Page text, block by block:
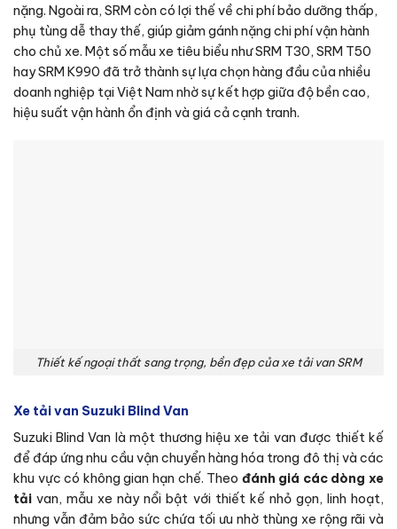
nặng. Ngoài ra, SRM còn có lợi thế về chi phí bảo dưỡng thấp,
phụ tùng dễ thay thế, giúp giảm gánh nặng chi phí vận hành
cho chủ xe. Một số mẫu xe tiêu biểu như SRM T30, SRM T50
hay SRM K990 đã trở thành sự lựa chọn hàng đầu của nhiều
doanh nghiệp tại Việt Nam nhờ sự kết hợp giữa độ bền cao,
hiệu suất vận hành ổn định và giá cả cạnh tranh.
Thiết kế ngoại thất sang trọng, bền đẹp của xe tải van SRM
Xe tải van Suzuki Blind Van
Suzuki Blind Van là một thương hiệu xe tải van được thiết kế
để đáp ứng nhu cầu vận chuyển hàng hóa trong đô thị và các
khu vực có không gian hạn chế. Theo đánh giá các dòng xe
tảivan, mẫu xe này nổi bật với thiết kế nhỏ gọn, linh hoạt,
nhưng vẫn đảm bảo sức chứa tối ưu nhờ thùng xe rộng rãi và